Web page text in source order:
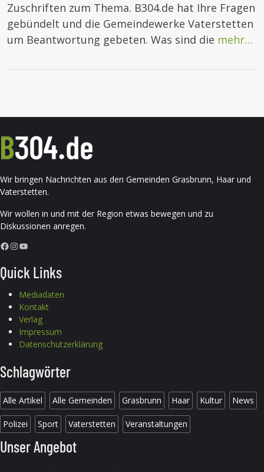
Zuschriften zum Thema. B304.de hat Ihre Fragen
gebündelt und die Gemeindewerke Vaterstetten
um Beantwortung gebeten. Was sind die mehr…
Wir bringen Nachrichten aus den Gemeinden Grasbrunn, Haar und
Vaterstetten.
Wir wollen in und mit der Region etwas bewegen und zu
Diskussionen anregen.
Facebook InstagramYouTube
Quick Links
Mediadaten
Kontakt
Verlag
Impressum
Datenschutzerklärung
Schlagwörter
Alle Artikel Alle Gemeinden Grasbrunn Haar Kultur News
Polizei Sport Vaterstetten Veranstaltungen
Unser Angebot